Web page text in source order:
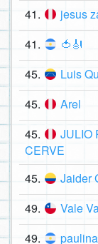
41. jesus
41. 🍅🎻
45. Luis
45. Arel
45.
JULIO
CERVE
45. Jaider
49. Vale
49.